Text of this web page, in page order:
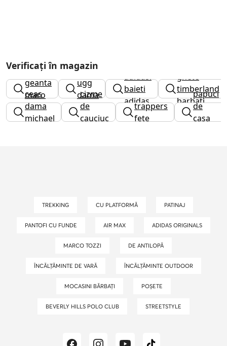
Verificați în magazin
geanta
maro
ugg
dama
adidasi
baieti
adidas
ghete
timberland
barbati
ceas
dama
michael
cizme
de
cauciuc
trappers
fete
papuci
de
casa
TREKKING CU PLATFORMĂ PATINAJ
PANTOFI CU FUNDE AIR MAX ADIDAS ORIGINALS
MARCO TOZZI DE ANTILOPĂ
ÎNCĂLȚĂMINTE DE VARĂ ÎNCĂLȚĂMINTE OUTDOOR
MOCASINI BĂRBAȚI POȘETE
BEVERLY HILLS POLO CLUB STREETSTYLE